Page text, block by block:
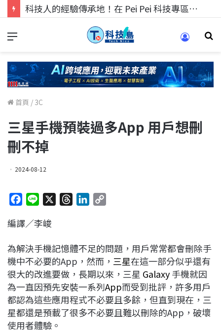
科技人的經驗傳承地！在 Pei Pei 科技專區，與學弟妹交流最硬核的技術
首頁 / 3C
三星手機預裝過多App 用戶想刪
刪不掉
2024-08-12
c
b
o
o
k
n
a
d
s
e
d
I
n
L
i
n
k
編譯／李峻
為解決手機記憶體不足的問題，用戶常常都會刪除手
機中不必要的App，然而， 三星在這一部分似乎還有
很大的改進要做，長期以來，三星 Galaxy手機就因
為一直因預先安裝一系列App而受到批評，許多用戶
都認為這些應用程式不必要且多餘，但直到現在，三
星都還是預載了很多不必要且難以刪除的App，破壞
使用者體驗。